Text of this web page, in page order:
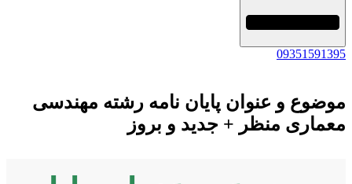
09351591395
موضوع و عنوان پایان نامه رشته مهندسی
معماری منظر + جدید و بروز